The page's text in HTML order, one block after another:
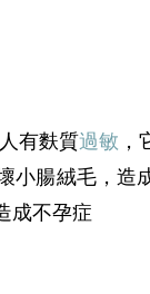
有麩質過敏
小腸絨毛，造
成不孕症